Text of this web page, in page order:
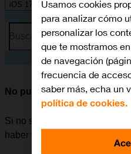
iOS 17
Busca por problema o tema
No puedo utilizar la función
Si no se puede utilizar la
haber varias causas posibles
Usamos cookies
para analizar cómo
personalizar los
que te mostramos
de navegación
frecuencia de
saber más, echa un
política de cookies.